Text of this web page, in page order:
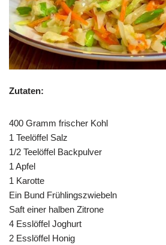
Zutaten:
400 Gramm frischer Kohl
1 Teelöffel Salz
1/2 Teelöffel Backpulver
1 Apfel
1 Karotte
Ein Bund Frühlingszwiebeln
Saft einer halben Zitrone
4 Esslöffel Joghurt
2 Esslöffel Honig